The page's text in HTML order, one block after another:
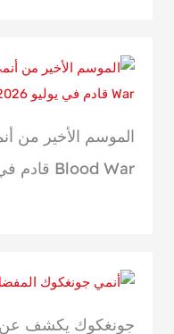
Blood War قادم في يوليو 2026
جونغكوك يكشف عن